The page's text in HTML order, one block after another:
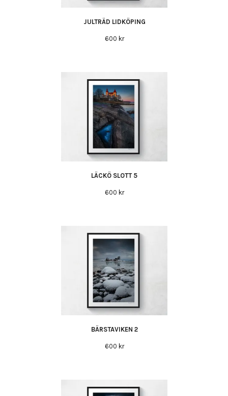
JULTRÄD LIDKÖPING
600 kr
LÄCKÖ SLOTT 5
600 kr
BÄRSTAVIKEN 2
600 kr